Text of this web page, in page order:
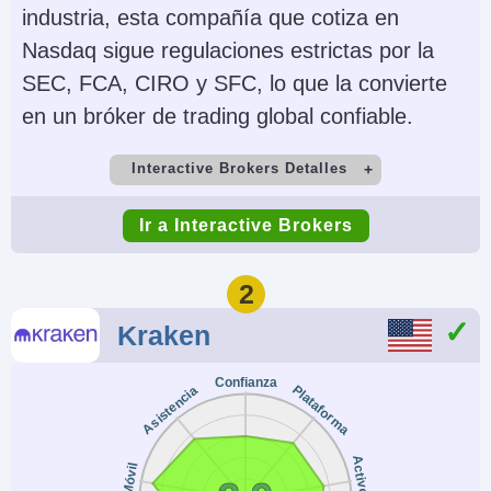
industria, esta compañía que cotiza en
Nasdaq sigue regulaciones estrictas por la
SEC, FCA, CIRO y SFC, lo que la convierte
en un bróker de trading global confiable.
Interactive Brokers Detalles
Cuenta Demo
Yes
Depósito Mínimo
$0
1:50 (major forex
pairs), 1:2-1:4
Copy Trading
No
Regulador
SEC, FINRA, CFTC,
Ir a Interactive Brokers
2
Kraken
Confianza Plataforma
Activos
Móvil
Asistencia